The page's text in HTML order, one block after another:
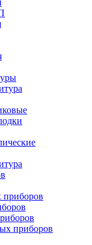
приборов
приборов